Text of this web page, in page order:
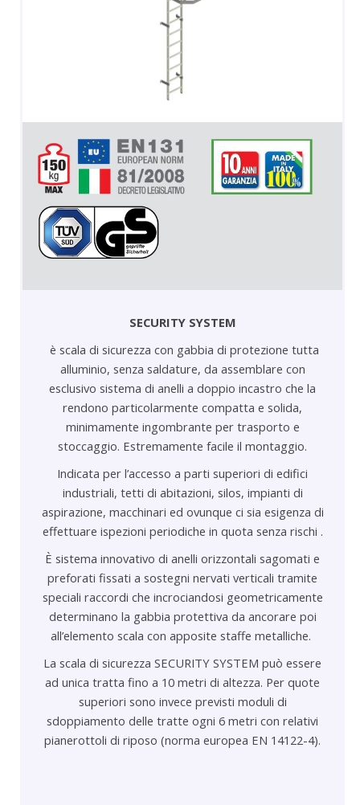
SECURITY SYSTEM
è scala di sicurezza con gabbia di protezione tutta
alluminio, senza saldature, da assemblare con
esclusivo sistema di anelli a doppio incastro che la
rendono particolarmente compatta e solida,
minimamente ingombrante per trasporto e
stoccaggio. Estremamente facile il montaggio.
Indicata per l’accesso a parti superiori di edifici
industriali, tetti di abitazioni, silos, impianti di
aspirazione, macchinari ed ovunque ci sia esigenza di
effettuare ispezioni periodiche in quota senza rischi .
È sistema innovativo di anelli orizzontali sagomati e
preforati fissati a sostegni nervati verticali tramite
speciali raccordi che incrociandosi geometricamente
determinano la gabbia protettiva da ancorare poi
all’elemento scala con apposite staffe metalliche.
La scala di sicurezza SECURITY SYSTEM può essere
ad unica tratta fino a 10 metri di altezza. Per quote
superiori sono invece previsti moduli di
sdoppiamento delle tratte ogni 6 metri con relativi
pianerottoli di riposo (norma europea EN 14122-4).